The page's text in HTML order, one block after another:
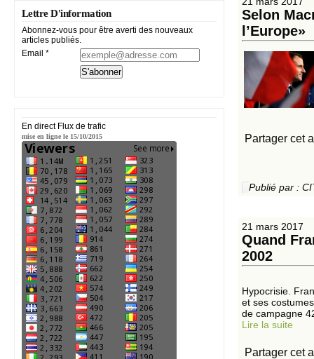
Lettre D'information
Abonnez-vous pour être averti des nouveaux
articles publiés.
Email
En direct Flux de trafic
mise en ligne le 15/10/2015
Selon
l’Europe»
Partager cet
Publié par :
21 mars 2017
Quand
2002
Hypocrisie.
et ses
de campagne
Lire la suite
Partager cet